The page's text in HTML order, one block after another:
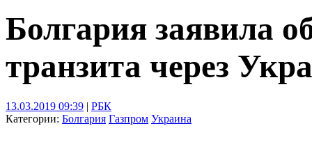
Болгария заявила
транзита через
13.03.2019 09:39 | РБК
Категории: Болгария Газпром Украина